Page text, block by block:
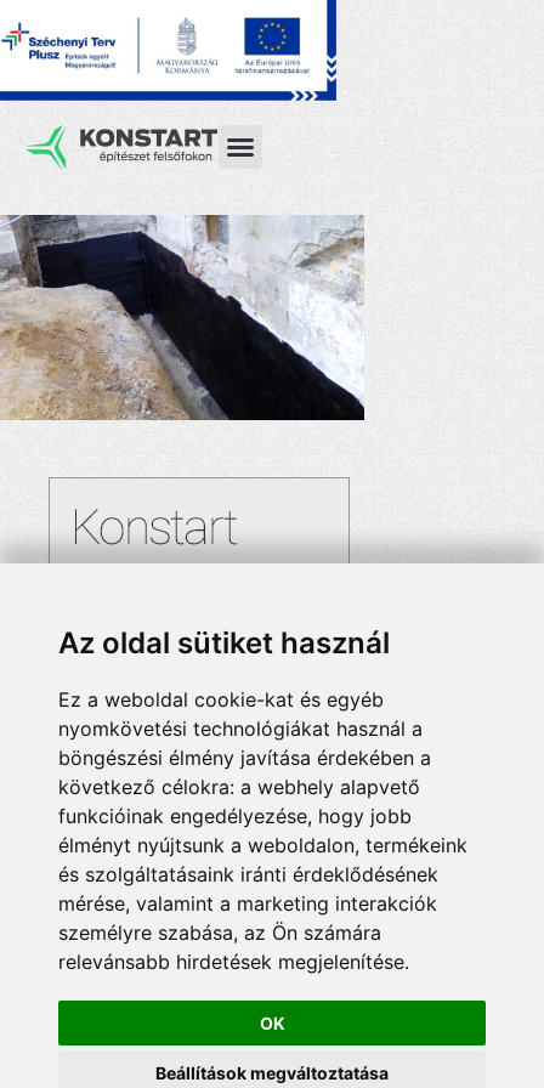
Az oldal sütiket használ
Ez a weboldal cookie-kat és egyéb
nyomkövetési technológiákat használ a
böngészési élmény javítása érdekében a
következő célokra: a webhely alapvető
funkcióinak engedélyezése, hogy jobb
élményt nyújtsunk a weboldalon, termékeink
és szolgáltatásaink iránti érdeklődésének
mérése, valamint a marketing interakciók
személyre szabása, az Ön számára
relevánsabb hirdetések megjelenítése.
OK
Beállítások megváltoztatása